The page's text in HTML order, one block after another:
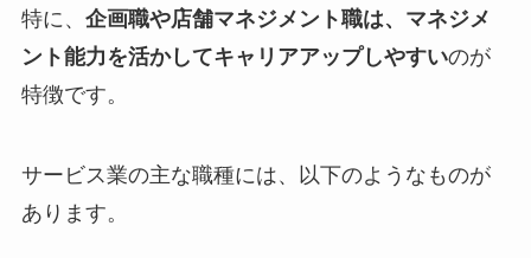
特に、 企画職や店舗マネジメント職は、マネジメ
ント能力を活かしてキャリアアップしやすいのが
特徴です。
サービス業の主な職種には、以下のようなものが
あります。